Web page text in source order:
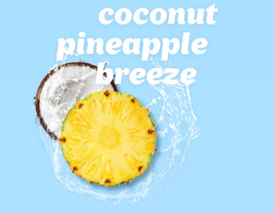
coconut
pineapple
breeze